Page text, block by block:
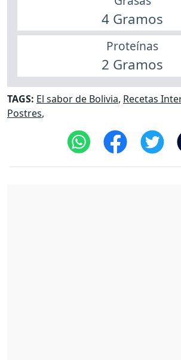
4 Gramos
Proteínas
2 Gramos
TAGS: El sabor de Bolivia, Recetas
Postres,